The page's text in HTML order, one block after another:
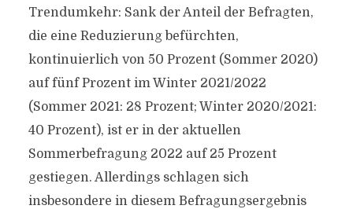
Trendumkehr: Sank der Anteil der Befragten,
die eine Reduzierung befürchten,
kontinuierlich von 50 Prozent (Sommer 2020)
auf fünf Prozent im Winter 2021/2022
(Sommer 2021: 28 Prozent; Winter 2020/2021:
40 Prozent), ist er in der aktuellen
Sommerbefragung 2022 auf 25 Prozent
gestiegen. Allerdings schlagen sich
insbesondere in diesem Befragungsergebnis